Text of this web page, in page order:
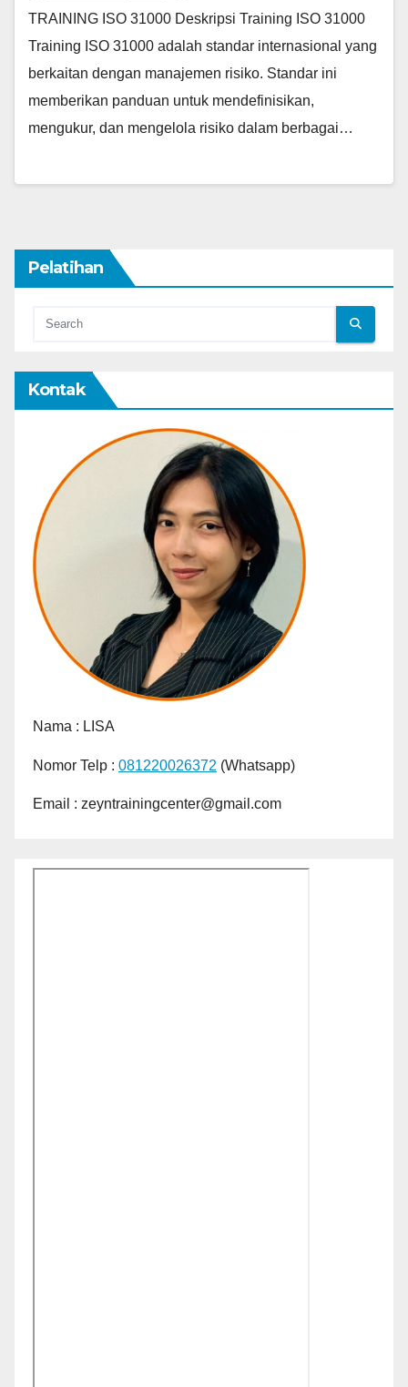
TRAINING ISO 31000 Deskripsi Training ISO 31000
Training ISO 31000 adalah standar internasional yang
berkaitan dengan manajemen risiko. Standar ini
memberikan panduan untuk mendefinisikan,
mengukur, dan mengelola risiko dalam berbagai…
Pelatihan
Kontak
Nama : LISA
Nomor Telp : 081220026372 (Whatsapp)
Email : zeyntrainingcenter@gmail.com